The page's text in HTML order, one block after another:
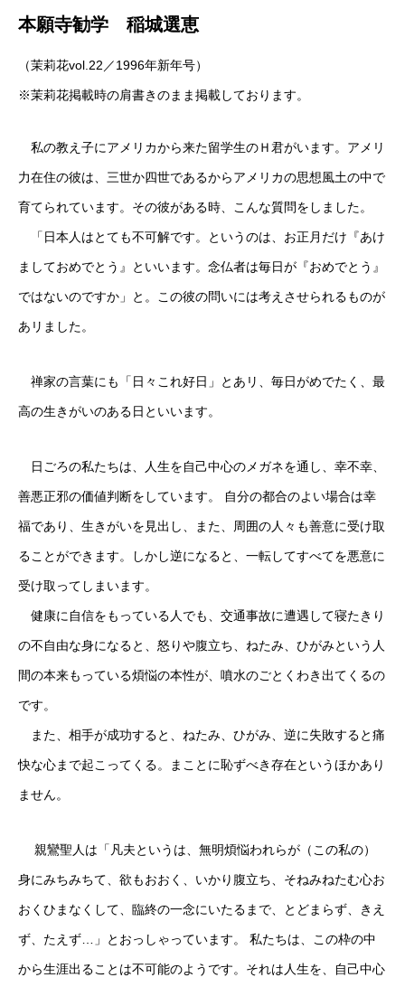
本願寺勧学 稲城選恵
（茉莉花vol.22／1996年新年号）
※茉莉花掲載時の肩書きのまま掲載しております。
私の教え子にアメリカから来た留学生のＨ君がいます。アメリ
力在住の彼は、三世か四世であるからアメリカの思想風土の中で
育てられています。その彼がある時、こんな質問をしました。
「日本人はとても不可解です。というのは、お正月だけ『あけ
ましておめでとう』といいます。念仏者は毎日が『おめでとう』
ではないのですか」と。この彼の問いには考えさせられるものが
あリました。
禅家の言葉にも「日々これ好日」とあリ、毎日がめでたく、最
高の生きがいのある日といいます。
日ごろの私たちは、人生を自己中心のメガネを通し、幸不幸、
善悪正邪の価値判断をしています。 自分の都合のよい場合は幸
福であり、生きがいを見出し、また、周囲の人々も善意に受け取
ることができます。しかし逆になると、一転してすべてを悪意に
受け取ってしまいます。
健康に自信をもっている人でも、交通事故に遭遇して寝たきり
の不自由な身になると、怒りや腹立ち、ねたみ、ひがみという人
間の本来もっている煩悩の本性が、噴水のごとくわき出てくるの
です。
また、相手が成功すると、ねたみ、ひがみ、逆に失敗すると痛
快な心まで起こってくる。まことに恥ずべき存在というほかあり
ません。
親鸞聖人は「凡夫というは、無明煩悩われらが（この私の）
身にみちみちて、欲もおおく、いかり腹立ち、そねみねたむ心お
おくひまなくして、臨終の一念にいたるまで、とどまらず、きえ
ず、たえず…」とおっしゃっています。 私たちは、この枠の中
から生涯出ることは不可能のようです。それは人生を、自己中心